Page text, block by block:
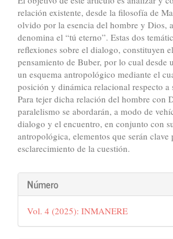
relación existente, desde la filosofía de
olvido por la esencia del hombre y Dios,
denomina el “tú eterno”. Estas dos
reflexiones sobre el dialogo, constituyen
pensamiento de Buber, por lo cual desde
un esquema antropológico mediante el
posición y dinámica relacional respecto
Para tejer dicha relación del hombre con
paralelismo se abordarán, a modo de
dialogo y el encuentro, en conjunto con
antropológica, elementos que serán clave
esclarecimiento de la cuestión.
Detalles
del
artículo
Número
Vol. 4 (2025): INMANERE